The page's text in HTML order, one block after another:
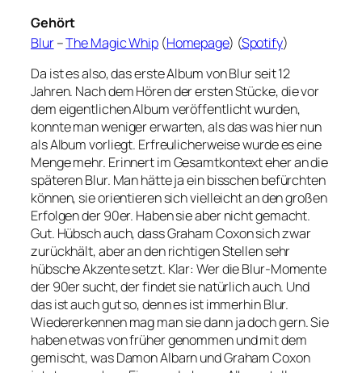
Gehört
Blur–The Magic Whip(Homepage) (Spotify)
Da ist es also, das erste Album von Blur seit 12
Jahren. Nach dem Hören der ersten Stücke, die vor
dem eigentlichen Album veröffentlicht wurden,
konnte man weniger erwarten, als das was hier nun
als Album vorliegt. Erfreulicherweise wurde es eine
Menge mehr. Erinnert im Gesamtkontext eher an die
späteren Blur. Man hätte ja ein bisschen befürchten
können, sie orientieren sich vielleicht an den großen
Erfolgen der 90er. Haben sie aber nicht gemacht.
Gut. Hübsch auch, dass Graham Coxon sich zwar
zurückhält, aber an den richtigen Stellen sehr
hübsche Akzente setzt. Klar: Wer die Blur-Momente
der 90er sucht, der findet sie natürlich auch. Und
das ist auch gut so, denn es ist immerhin Blur.
Wiedererkennen mag man sie dann ja doch gern. Sie
haben etwas von früher genommen und mit dem
gemischt, was Damon Albarn und Graham Coxon